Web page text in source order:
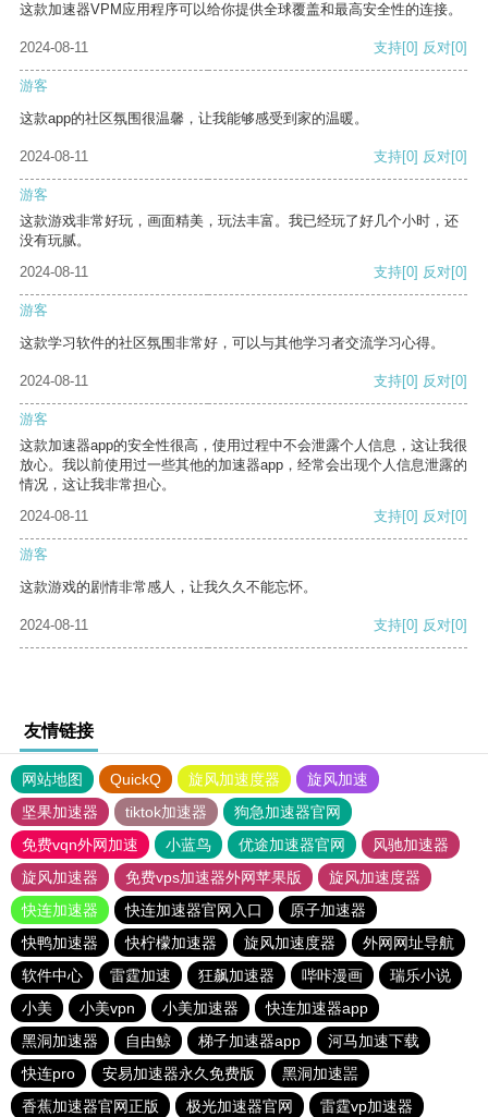
这款加速器VPM应用程序可以给你提供全球覆盖和最高安全性的连接。
2024-08-11 支持[0] 反对[0]
游客
这款app的社区氛围很温馨，让我能够感受到家的温暖。
2024-08-11 支持[0] 反对[0]
游客
这款游戏非常好玩，画面精美，玩法丰富。我已经玩了好几个小时，还
没有玩腻。
2024-08-11
支持[0] 反对[0]
游客
这款学习软件的社区氛围非常好，可以与其他学习者交流学习心得。
2024-08-11 支持[0] 反对[0]
游客
这款加速器app的安全性很高，使用过程中不会泄露个人信息，这让我很
放心。我以前使用过一些其他的加速器app，经常会出现个人信息泄露的
情况，这让我非常担心。
2024-08-11
支持[0] 反对[0]
游客
这款游戏的剧情非常感人，让我久久不能忘怀。
2024-08-11 支持[0] 反对[0]
友情链接
网站地图 QuickQ 旋风加速度器
旋风加速
坚果加速器
tiktok加速器
狗急加速器官网
免费vqn外网加速
小蓝鸟 优途加速器官网
风驰加速器
旋风加速器
免费vps加速器外网苹果版
旋风加速度器
快连加速器
快连加速器官网入口
原子加速器
快鸭加速器
快柠檬加速器 旋风加速度器
外网网址导航
软件中心
雷霆加速 狂飙加速器 哔咔漫画
瑞乐小说
小美
小美vpn 小美加速器
快连加速器app
黑洞加速器
自由鲸 梯子加速器app
河马加速下载
快连pro
安易加速器永久免费版
黑洞加速噐
香蕉加速器官网正版
极光加速器官网 雷霆vp加速器